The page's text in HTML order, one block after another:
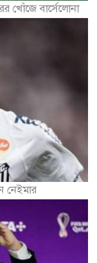
খোঁজে বার্সেলোনা
নেইমার